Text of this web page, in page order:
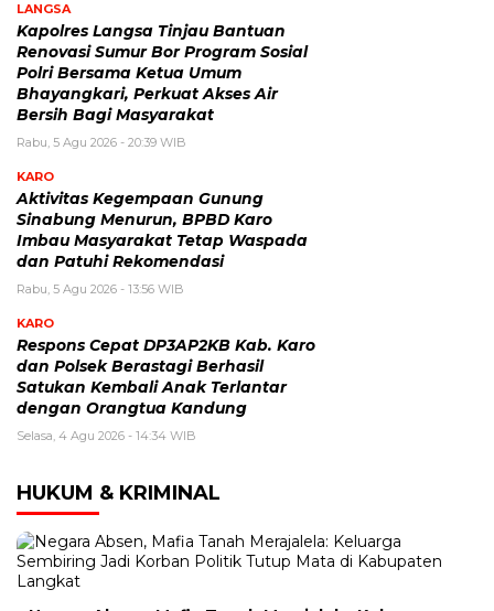
LANGSA
Kapolres Langsa Tinjau Bantuan
Renovasi Sumur Bor Program Sosial
Polri Bersama Ketua Umum
Bhayangkari, Perkuat Akses Air
Bersih Bagi Masyarakat
Rabu, 5 Agu 2026 - 20:39 WIB
KARO
Aktivitas Kegempaan Gunung
Sinabung Menurun, BPBD Karo
Imbau Masyarakat Tetap Waspada
dan Patuhi Rekomendasi
Rabu, 5 Agu 2026 - 13:56 WIB
KARO
Respons Cepat DP3AP2KB Kab. Karo
dan Polsek Berastagi Berhasil
Satukan Kembali Anak Terlantar
dengan Orangtua Kandung
Selasa, 4 Agu 2026 - 14:34 WIB
HUKUM & KRIMINAL